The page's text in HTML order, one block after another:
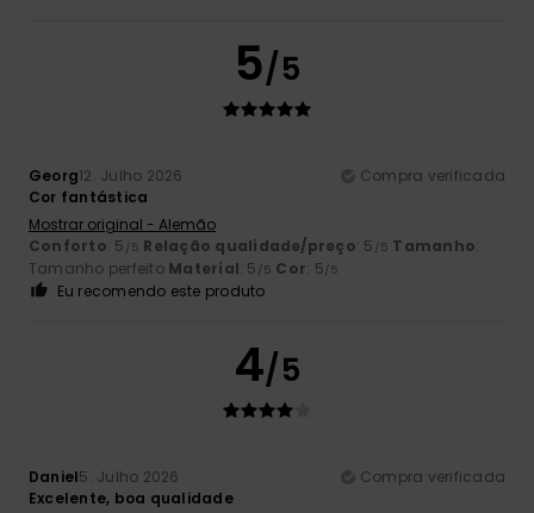
5/5
Georg12. Julho 2026
Compra verificada
Cor fantástica
Mostrar original - Alemão
Conforto: 5 /5 Relação qualidade/preço: 5 /5 Tamanho:
Tamanho perfeito Material: 5 /5 Cor: 5/5
Eu recomendo este produto
4/5
Daniel5. Julho 2026
Compra verificada
Excelente, boa qualidade